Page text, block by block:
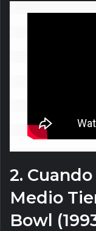
2.
Medio
Bowl